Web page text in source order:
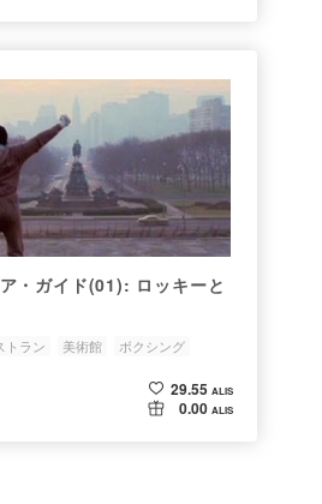
・ガイド(01): ロッキーと
トラン 美術館 ボクシング
29.55 ALIS
0.00 ALIS